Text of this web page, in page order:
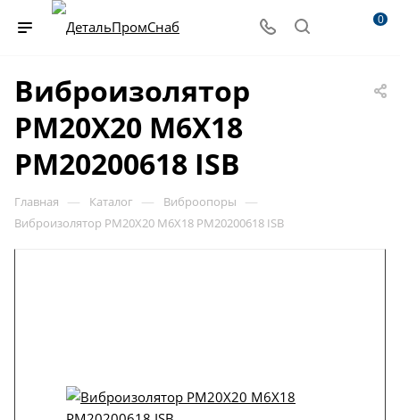
0
Виброизолятор
PM20X20 M6X18
PM20200618 ISB
Главная — Каталог — Виброопоры —
Виброизолятор PM20X20 M6X18 PM20200618 ISB